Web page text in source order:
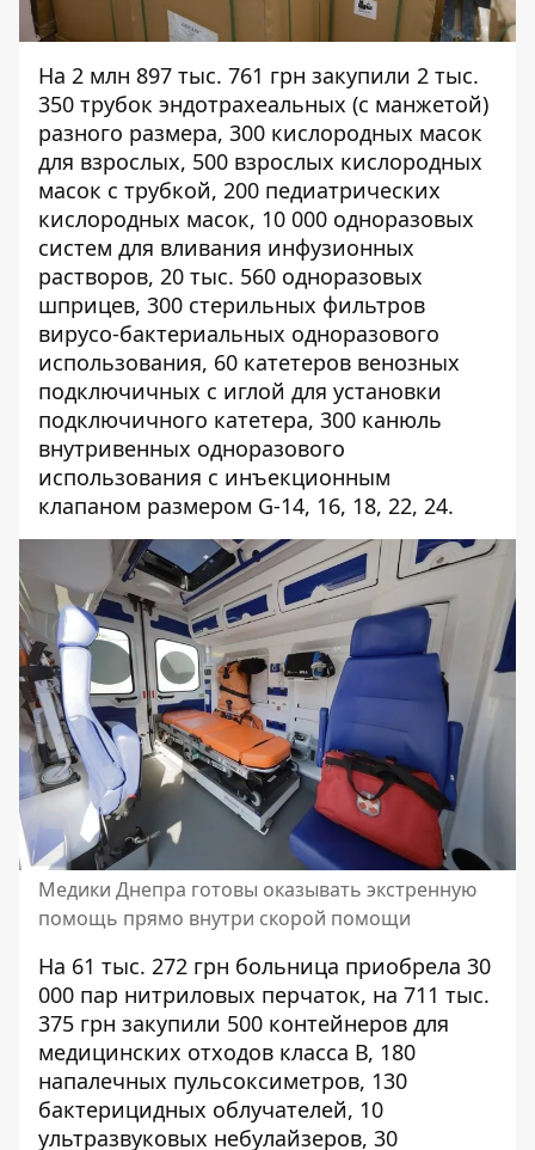
На 2 млн 897 тыс. 761 грн закупили 2 тыс.
350 трубок эндотрахеальных (с манжетой)
разного размера, 300 кислородных масок
для взрослых, 500 взрослых кислородных
масок с трубкой, 200 педиатрических
кислородных масок, 10 000 одноразовых
систем для вливания инфузионных
растворов, 20 тыс. 560 одноразовых
шприцев, 300 стерильных фильтров
вирусо-бактериальных одноразового
использования, 60 катетеров венозных
подключичных с иглой для установки
подключичного катетера, 300 канюль
внутривенных одноразового
использования с инъекционным
клапаном размером G-14, 16, 18, 22, 24.
Медики Днепра готовы оказывать экстренную
помощь прямо внутри скорой помощи
На 61 тыс. 272 грн больница приобрела 30
000 пар нитриловых перчаток, на 711 тыс.
375 грн закупили 500 контейнеров для
медицинских отходов класса В, 180
напалечных пульсоксиметров, 130
бактерицидных облучателей, 10
ультразвуковых небулайзеров, 30